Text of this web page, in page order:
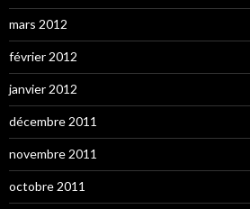
mars 2012
février 2012
janvier 2012
décembre 2011
novembre 2011
octobre 2011